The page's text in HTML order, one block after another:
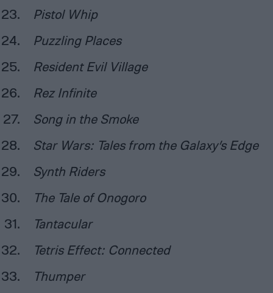
Pistol Whip
Puzzling Places
Resident Evil Village
Rez Infinite
Song in the Smoke
Star Wars: Tales from the Galaxy’s Edge
Synth Riders
The Tale of Onogoro
Tantacular
Tetris Effect: Connected
Thumper